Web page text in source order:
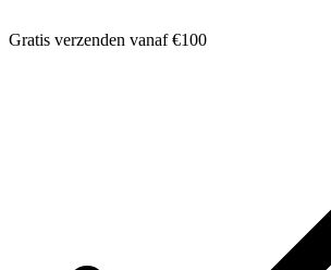
Gratis verzenden vanaf €100